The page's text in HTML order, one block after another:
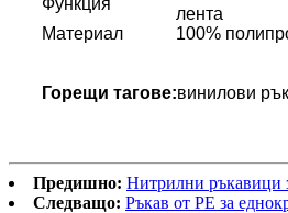
лента
Материал
100%
Горещи тагове:винилови
Предишно: Нитрилни ръкавици
Следващо: Ръкав от PE за